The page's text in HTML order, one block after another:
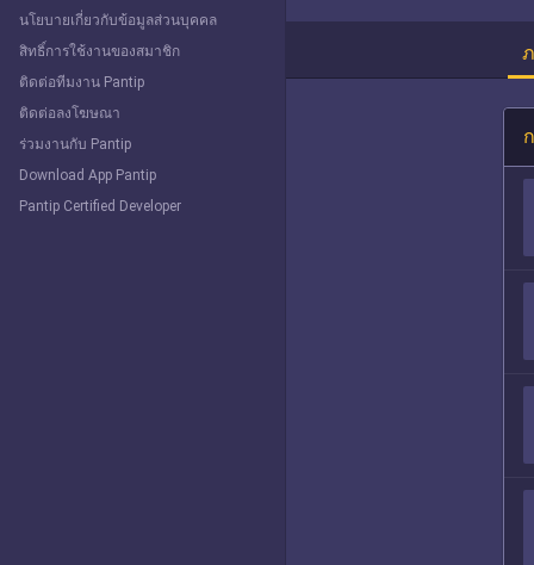
นโยบายเกี่ยวกับข้อมูลส่วนบุคคล
สิทธิ์การใช้งานของสมาชิก
ติดต่อทีมงาน Pantip
ติดต่อลงโฆษณา
ร่วมงานกับ Pantip
Download App Pantip
Pantip Certified Developer